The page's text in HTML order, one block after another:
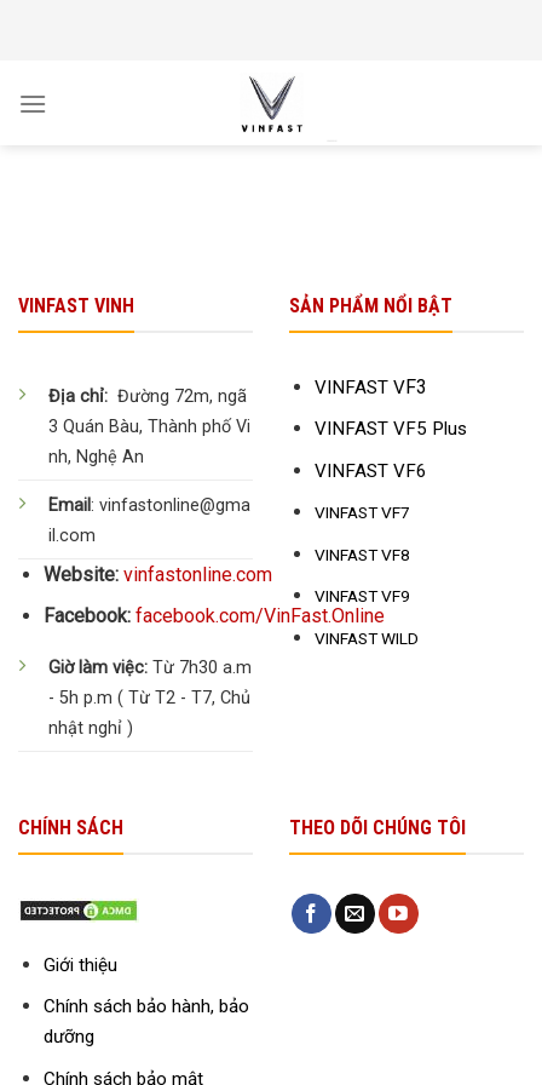
VINFAST VINH
Địa chỉ: Đường 72m, ngã
3 Quán Bàu, Thành phố Vi
nh, Nghệ An
Email: vinfastonline@gma
il.com
Website: vinfastonline.com
Facebook: facebook.com/VinFast.Online
Giờ làm việc: Từ 7h30 a.m
- 5h p.m ( Từ T2 - T7, Chủ
nhật nghỉ )
SẢN PHẨM NỔI BẬT
VINFAST VF3
VINFAST VF5 Plus
VINFAST VF6
VINFAST VF7
VINFAST VF8
VINFAST VF9
VINFAST WILD
CHÍNH SÁCH
Giới thiệu
Chính sách bảo hành, bảo
dưỡng
Chính sách bảo mật
THEO DÕI CHÚNG TÔI